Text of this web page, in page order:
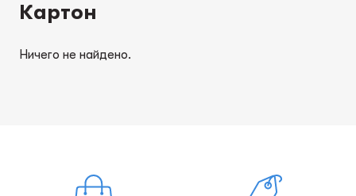
Картон
Ничего не найдено.